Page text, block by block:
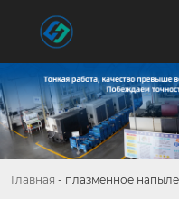
Главная - плазменное